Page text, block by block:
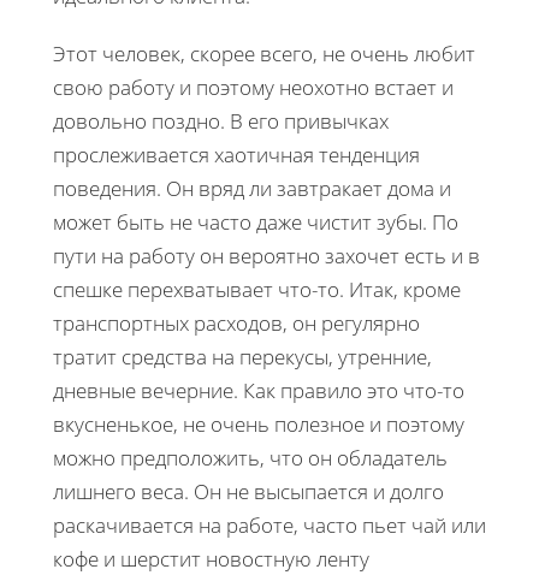
Этот человек, скорее всего, не очень любит
свою работу и поэтому неохотно встает и
довольно поздно. В его привычках
прослеживается хаотичная тенденция
поведения. Он вряд ли завтракает дома и
может быть не часто даже чистит зубы. По
пути на работу он вероятно захочет есть и в
спешке перехватывает что-то. Итак, кроме
транспортных расходов, он регулярно
тратит средства на перекусы, утренние,
дневные вечерние. Как правило это что-то
вкусненькое, не очень полезное и поэтому
можно предположить, что он обладатель
лишнего веса. Он не высыпается и долго
раскачивается на работе, часто пьет чай или
кофе и шерстит новостную ленту